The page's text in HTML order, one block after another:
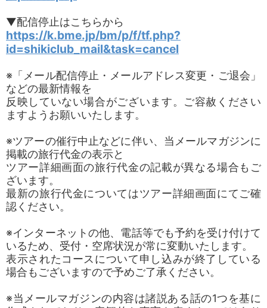
▼配信停止はこちらから
https://k.bme.jp/bm/p/f/tf.php?
id=shikiclub_mail&task=cancel
※「メール配信停止・メールアドレス変更・ご退会」
などの最新情報を
反映していない場合がございます。ご容赦ください
ますようお願いいたします。
※ツアーの催行中止などに伴い、当メールマガジンに
掲載の旅行代金の表示と
ツアー詳細画面の旅行代金の記載が異なる場合もご
ざいます。
最新の旅行代金についてはツアー詳細画面にてご確
認ください。
※インターネットの他、電話等でも予約を受け付けて
いるため、受付・空席状況が常に変動いたします。
表示されたコースについて申し込みが終了している
場合もございますので予めご了承ください。
※当メールマガジンの内容は諸説ある話の1つを基に